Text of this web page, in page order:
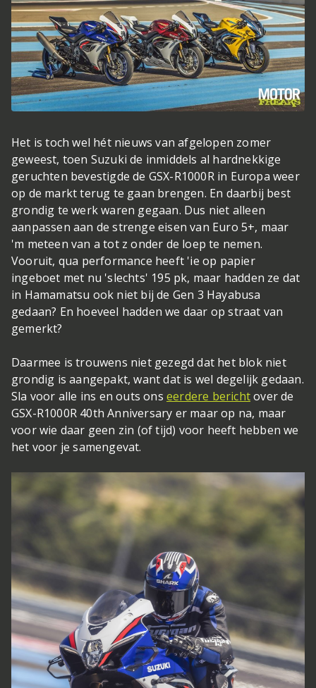
Het is toch wel hét nieuws van afgelopen zomer
geweest, toen Suzuki de inmiddels al hardnekkige
geruchten bevestigde de GSX-R1000R in Europa weer
op de markt terug te gaan brengen. En daarbij best
grondig te werk waren gegaan. Dus niet alleen
aanpassen aan de strenge eisen van Euro 5+, maar
'm meteen van a tot z onder de loep te nemen.
Vooruit, qua performance heeft 'ie op papier
ingeboet met nu 'slechts' 195 pk, maar hadden ze dat
in Hamamatsu ook niet bij de Gen 3 Hayabusa
gedaan? En hoeveel hadden we daar op straat van
gemerkt?
Daarmee is trouwens niet gezegd dat het blok niet
grondig is aangepakt, want dat is wel degelijk gedaan.
Sla voor alle ins en outs ons eerdere berichtover de
GSX-R1000R 40th Anniversary er maar op na, maar
voor wie daar geen zin (of tijd) voor heeft hebben we
het voor je samengevat.